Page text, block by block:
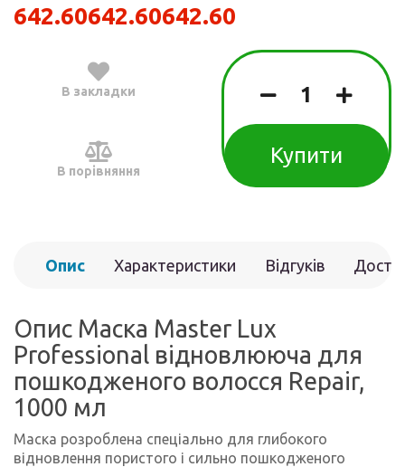
642.60642.60642.60
В закладки
В порівняння
Купити
Опис Характеристики Відгуків
Опис Маска Master Lux
Professional відновлююча для
пошкодженого волосся Repair,
1000 мл
Маска розроблена спеціально для глибокого
відновлення пористого і сильно пошкодженого